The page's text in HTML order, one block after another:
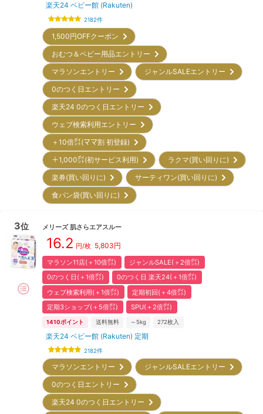
楽天24 ベビー館 (Rakuten)
2182件
1,500円OFFクーポン
おむつ＆ベビー用品エントリー
マラソンエントリー
ジャンルSALEエントリー
0のつく日エントリー
楽天24 0のつく日エントリー
ウェブ検索利用エントリー
＋10倍㌽(ママ割 初登録)
＋1,000㌽(初サービス利用)
ラクマ(買い回りに)
楽券(買い回りに)
サーティワン(買い回りに)
食パン袋(買い回りに)
3位 メリーズ 肌さらエアスルー
16.2 円/枚 5,803円
マラソン11店(＋10倍㌽)
ジャンルSALE(＋2倍㌽)
0のつく日(＋1倍㌽)
0のつく日 楽天24(＋1倍㌽)
ウェブ検索利用(＋1倍㌽)
定期初回(＋4倍㌽)
定期3ショップ(＋5倍㌽)
SPU(＋2倍㌽)
1410ポイント 送料無料 ～5kg 272枚入
楽天24 ベビー館 (Rakuten) 定期
2182件
マラソンエントリー
ジャンルSALEエントリー
0のつく日エントリー
楽天24 0のつく日エントリー